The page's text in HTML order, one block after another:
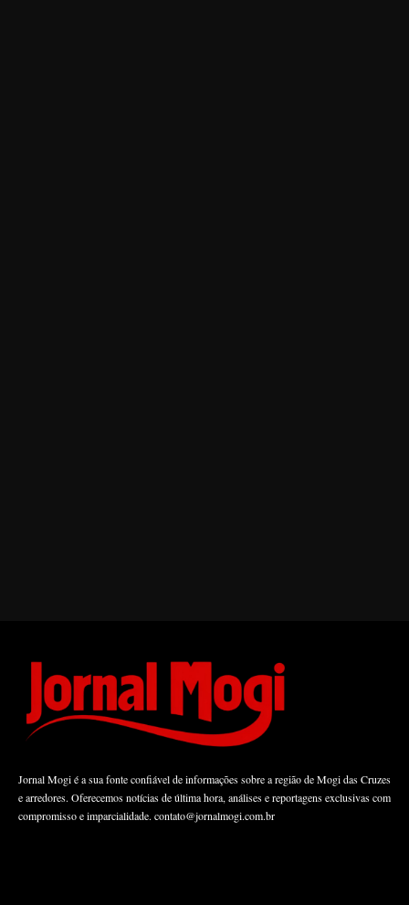
Jornal Mogi é a sua fonte confiável de informações sobre a região de Mogi das Cruzes
e arredores. Oferecemos notícias de última hora, análises e reportagens exclusivas com
compromisso e imparcialidade. contato@jornalmogi.com.br